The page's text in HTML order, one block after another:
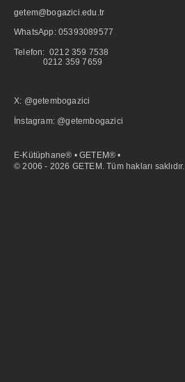
getem@bogazici.edu.tr
WhatsApp: 05393089577
Telefon: 0212 359 7538
0212 359 7659
X: @getembogazici
İnstagram: @getembogazici
E-Kütüphane® • GETEM® •
© 2006 - 2026 GETEM. Tüm hakları saklıdır.